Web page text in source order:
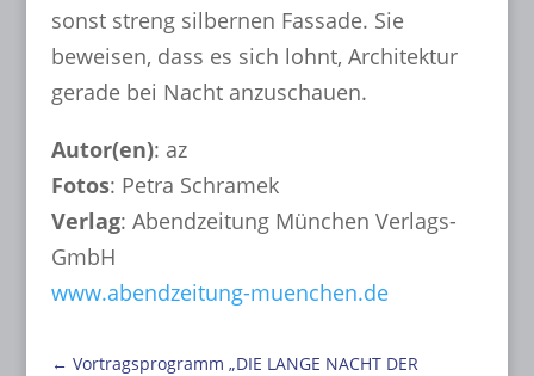
sonst streng silbernen Fassade. Sie
beweisen, dass es sich lohnt, Architektur
gerade bei Nacht anzuschauen.
Autor(en): az
Fotos: Petra Schramek
Verlag: Abendzeitung München Verlags-
GmbH
www.abendzeitung-muenchen.de
← Vortragsprogramm „DIE LANGE NACHT DER